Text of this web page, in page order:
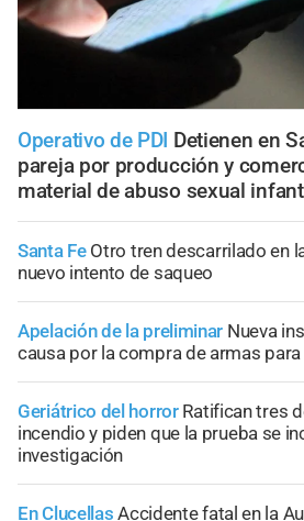
Operativo de PDI Detienen en
pareja por producción y
material de abuso sexual
Santa Fe Otro tren descarrilado en
nuevo intento de saqueo
Apelación de la preliminar Nueva
causa por la compra de armas
Geriátrico del horror Ratifican tres
incendio y piden que la prueba se
investigación
En Clucellas Accidente fatal en la